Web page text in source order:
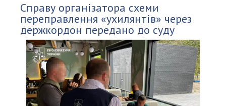
Справу організатора схеми
переправлення «ухилянтів» через
держкордон передано до суду